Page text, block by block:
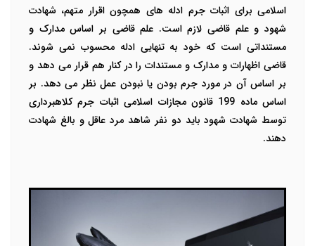
اسلامی برای اثبات جرم ادله های همچون اقرار متهم، شهادت
شهود و علم قاضی لازم است. علم قاضی بر اساس مدارک و
مستنداتی است که خود به تنهایی ادله محسوب نمی شوند.
قاضی اظهارات و مدارک و مستندات را در کنار هم قرار می دهد و
بر اساس آن در مورد جرم بودن یا نبودن عمل نظر می دهد. بر
اساس ماده 199 قانون مجازات اسلامی اثبات جرم کلاهبرداری
توسط شهادت شهود باید دو نفر شاهد مرد عاقل و بالغ شهادت
دهند.